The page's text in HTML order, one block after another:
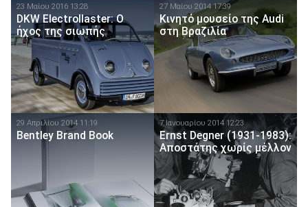
23 Μαίου 2016 13:28
DKW Electrollaster: Ο
ήχος της σιωπής
27 Μαίου 2014 17:39
Κινητό μουσείο της Audi
στη Βραζιλία
29 Απριλίου 2014 11:19
Bentley Brand Book
7 Ιανουαρίου 2014 12:23
Ernst Degner (1931-1983):
Αποστάτης χωρίς μέλλον